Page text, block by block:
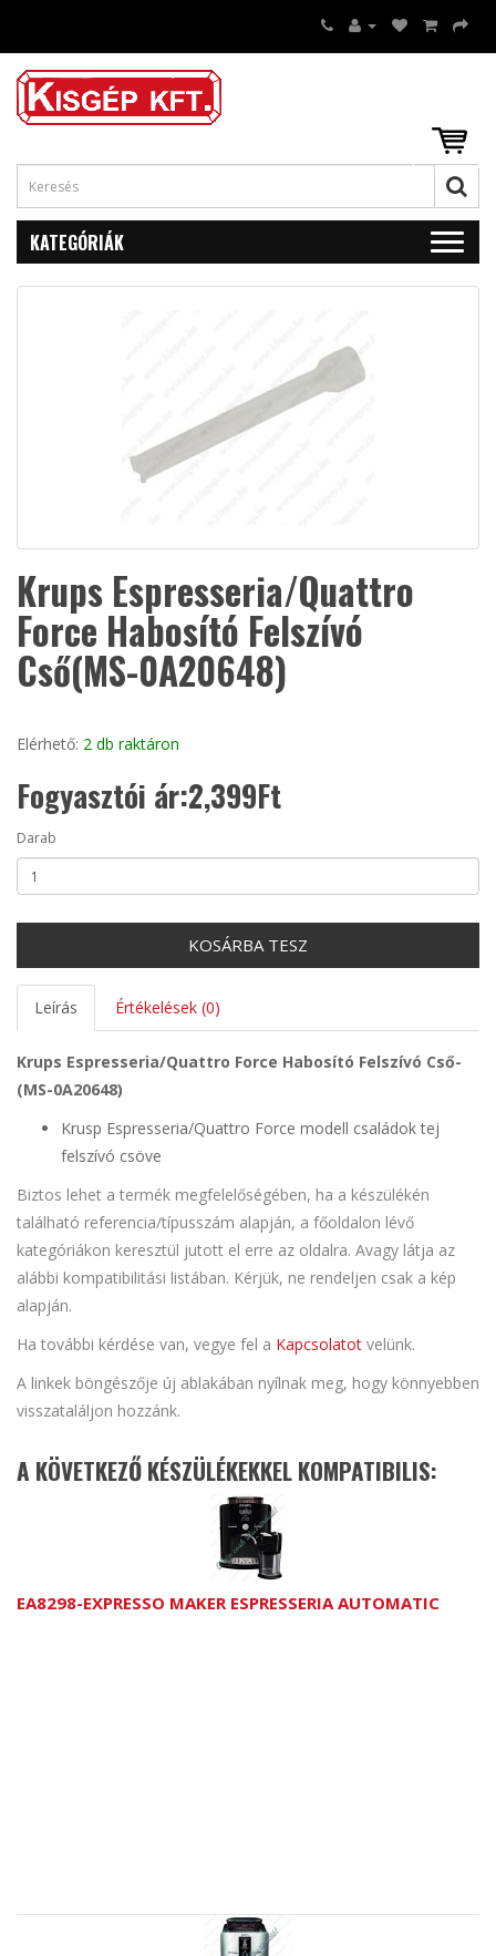
KATEGÓRIÁK
Krups Espresseria/Quattro
Force Habosító Felszívó
Cső(MS-0A20648)
Elérhető: 2 db raktáron
Fogyasztói ár:2,399Ft
Darab
KOSÁRBA TESZ
Leírás Értékelések (0)
Krups Espresseria/Quattro Force Habosító Felszívó Cső-
(MS-0A20648)
Krusp Espresseria/Quattro Force modell családok tej
felszívó csöve
Biztos lehet a termék megfelelőségében, ha a készülékén
található referencia/típusszám alapján, a főoldalon lévő
kategóriákon keresztül jutott el erre az oldalra. Avagy látja az
alábbi kompatibilitási listában. Kérjük, ne rendeljen csak a kép
alapján.
Ha további kérdése van, vegye fel a Kapcsolatot velünk.
A linkek böngészője új ablakában nyílnak meg, hogy könnyebben
visszataláljon hozzánk.
A KÖVETKEZŐ KÉSZÜLÉKEKKEL KOMPATIBILIS:
EA8298-EXPRESSO MAKER ESPRESSERIA AUTOMATIC